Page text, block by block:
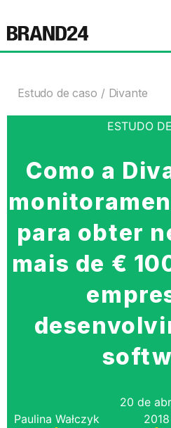
Estudo de caso Divante
ESTUDO
Como a
para obter
mais de €
Paulina Wałczyk
20 de
2018